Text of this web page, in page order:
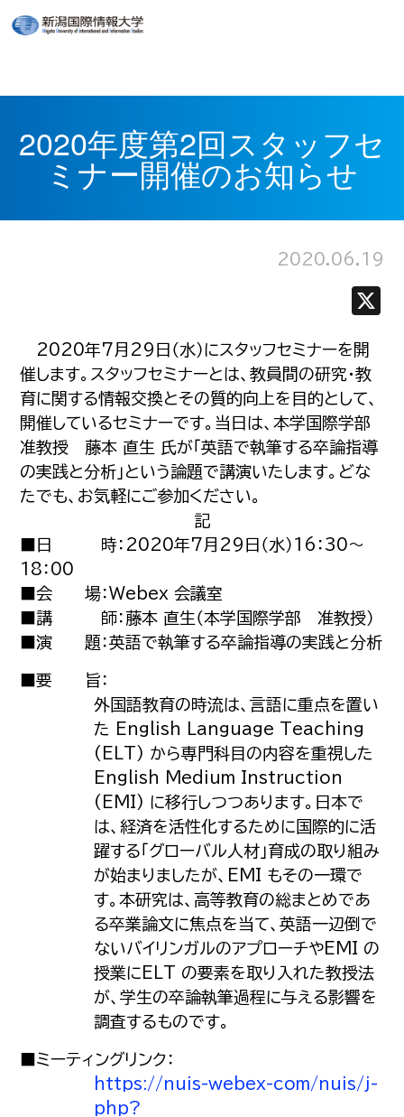
2020年度第2回スタッフセ
ミナー開催のお知らせ
2020.06.19
2020年7月29日（水）にスタッフセミナーを開
催します。スタッフセミナーとは、教員間の研究・教
育に関する情報交換とその質的向上を目的として、
開催しているセミナーです。当日は、本学国際学部
准教授 藤本 直生 氏が「英語で執筆する卒論指導
の実践と分析」という論題で講演いたします。どな
たでも、お気軽にご参加ください。
記
■日 時：2020年7月29日（水）16：30～
18：00
■会 場：Webex 会議室
■講 師：藤本 直生（本学国際学部 准教授）
■演 題：英語で執筆する卒論指導の実践と分析
■要 旨：
外国語教育の時流は、言語に重点を置い
た English Language Teaching
(ELT) から専門科目の内容を重視した
English Medium Instruction
(EMI) に移行しつつあります。日本で
は、経済を活性化するために国際的に活
躍する「グローバル人材」育成の取り組み
が始まりましたが、EMI もその一環で
す。本研究は、高等教育の総まとめであ
る卒業論文に焦点を当て、英語一辺倒で
ないバイリンガルのアプローチやEMI の
授業にELT の要素を取り入れた教授法
が、学生の卒論執筆過程に与える影響を
調査するものです。
■ミーティングリンク：
https://nuis-webex-com/nuis/j-
php?